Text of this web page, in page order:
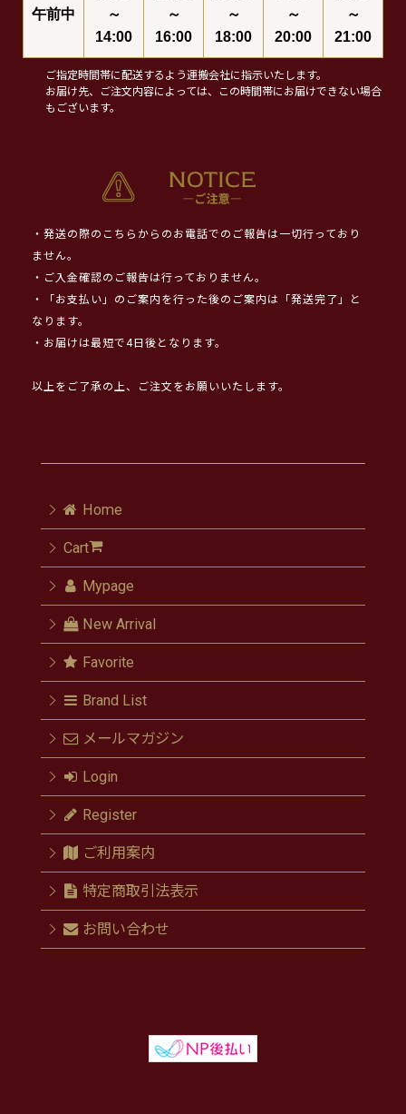
午前中
～
14:00
～
16:00
～
18:00
～
20:00
～
21:00
ご指定時間帯に配送するよう運搬会社に指示いたします。
お届け先、ご注文内容によっては、この時間帯にお届けできない場合
もございます。
・発送の際のこちらからのお電話でのご報告は一切行っており
ません。
・ご入金確認のご報告は行っておりません。
・「お支払い」のご案内を行った後のご案内は「発送完了」と
なります。
・お届けは最短で4日後となります。
以上をご了承の上、ご注文をお願いいたします。
Home
Cart
Mypage
New Arrival
Favorite
Brand List
メールマガジン
Login
Register
ご利用案内
特定商取引法表示
お問い合わせ